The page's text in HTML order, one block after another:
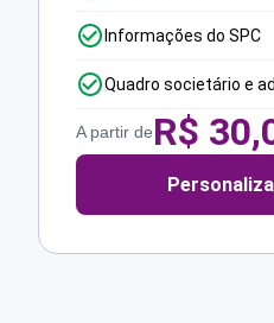
Informações do SPC
Quadro societário e
A partir deR$